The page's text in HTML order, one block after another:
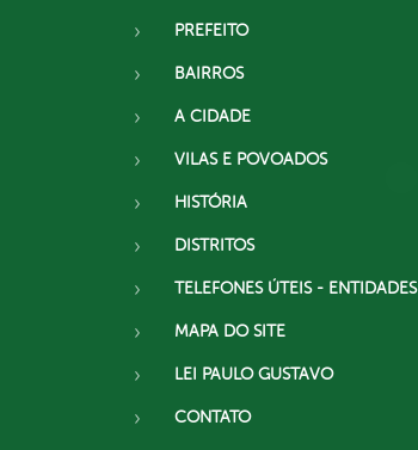
PREFEITO
BAIRROS
A CIDADE
VILAS E POVOADOS
HISTÓRIA
DISTRITOS
TELEFONES ÚTEIS - ENTIDADES
MAPA DO SITE
LEI PAULO GUSTAVO
CONTATO